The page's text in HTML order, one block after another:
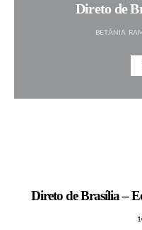
Direto de
BETÂNIA
Direto de Brasília –